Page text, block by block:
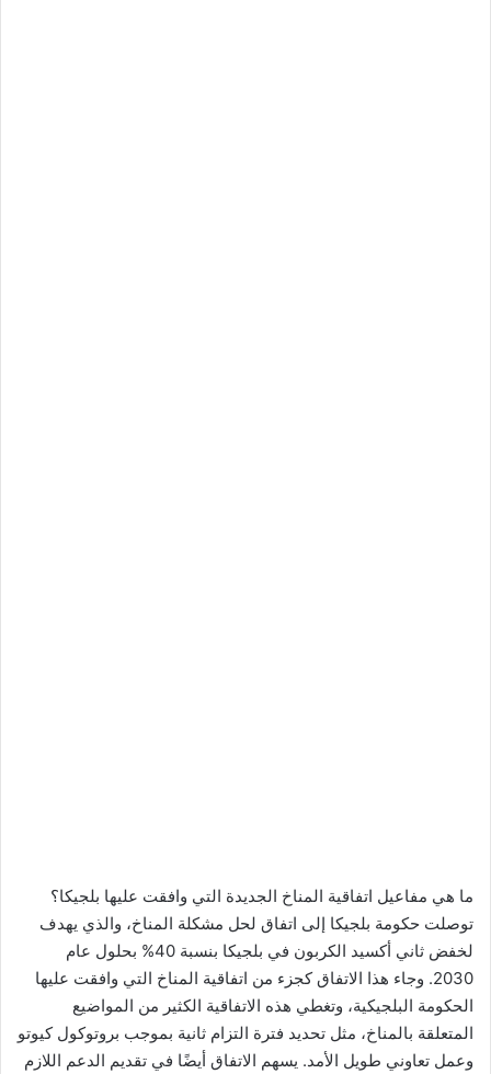
ما هي مفاعيل اتفاقية المناخ الجديدة التي وافقت عليها بلجيكا؟
توصلت حكومة بلجيكا إلى اتفاق لحل مشكلة المناخ، والذي يهدف
لخفض ثاني أكسيد الكربون في بلجيكا بنسبة 40% بحلول عام
2030. وجاء هذا الاتفاق كجزء من اتفاقية المناخ التي وافقت عليها
الحكومة البلجيكية، وتغطي هذه الاتفاقية الكثير من المواضيع
المتعلقة بالمناخ، مثل تحديد فترة التزام ثانية بموجب بروتوكول كيوتو
وعمل تعاوني طويل الأمد. يسهم الاتفاق أيضًا في تقديم الدعم اللازم